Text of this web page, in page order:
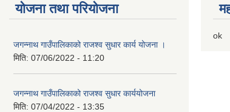
योजना तथा परियोजना
जगन्नाथ गाउँपालिकाको राजश्व सुधार कार्य योजना ।
मिति: 07/06/2022 - 11:20
जगन्नाथ गाउँपालिकाको राजश्व सुधार कार्ययोजना
मिति: 07/04/2022 - 13:35
ok